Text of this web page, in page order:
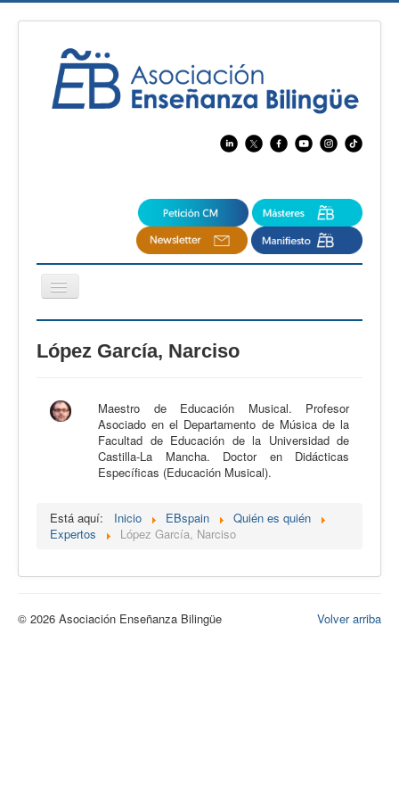
Cambiar
navegación
CertAcleB
Calidad
Artículos
Recursos
Observatorio EB
CIEB
Contacto
López García, Narciso
Maestro de Educación Musical. Profesor
Asociado en el Departamento de Música de la
Facultad de Educación de la Universidad de
Castilla-La Mancha. Doctor en Didácticas
Específicas (Educación Musical).
Está aquí: Inicio EBspain
Quién es quién
Expertos
López García, Narciso
Volver arriba
© 2026 Asociación Enseñanza Bilingüe